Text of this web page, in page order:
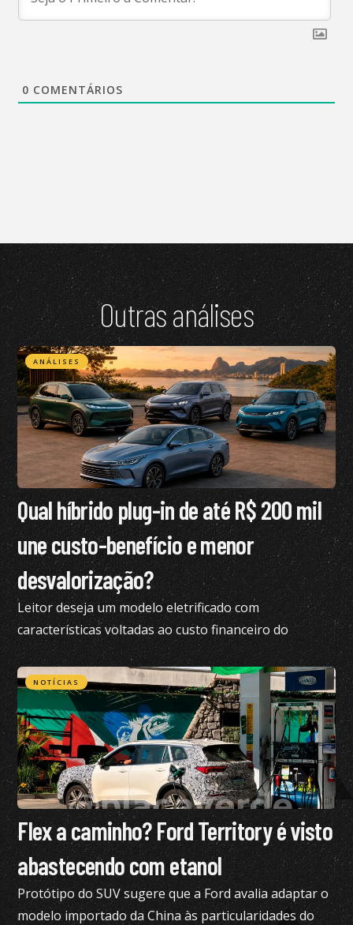
0 COMENTÁRIOS
Outras análises
ANÁLISES
Qual híbrido plug-in de até R$ 200 mil
une custo-benefício e menor
desvalorização?
Leitor deseja um modelo eletrificado com
características voltadas ao custo financeiro do
produto e pediu nossa análise completa
NOTÍCIAS
Flex a caminho? Ford Territory é visto
abastecendo com etanol
Protótipo do SUV sugere que a Ford avalia adaptar o
modelo importado da China às particularidades do